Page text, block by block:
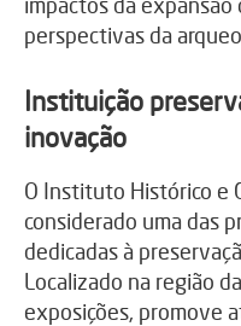
perspectivas da
Instituição
inovação
O Instituto Histórico e
considerado uma das
dedicadas à
Localizado na região
exposições, promove